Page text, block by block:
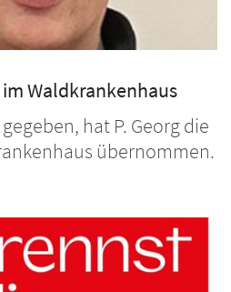
im Waldkrankenhaus
hat P. Georg die
übernommen.